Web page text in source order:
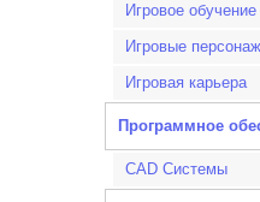
Игровое обучение
Игровые
Игровая карьера
Программное
CAD Системы